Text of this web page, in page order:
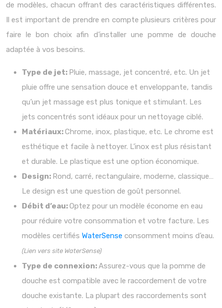
de modèles, chacun offrant des caractéristiques différentes.
Il est important de prendre en compte plusieurs critères pour
faire le bon choix afin d’installer une pomme de douche
adaptée à vos besoins.
Type de jet: Pluie, massage, jet concentré, etc. Un jet
pluie offre une sensation douce et enveloppante, tandis
qu’un jet massage est plus tonique et stimulant. Les
jets concentrés sont idéaux pour un nettoyage ciblé.
Matériaux:Chrome, inox, plastique, etc. Le chrome est
esthétique et facile à nettoyer. L’inox est plus résistant
et durable. Le plastique est une option économique.
Design: Rond, carré, rectangulaire, moderne, classique…
Le design est une question de goût personnel.
Débit d’eau:Optez pour un modèle économe en eau
pour réduire votre consommation et votre facture. Les
modèles certifiés WaterSense consomment moins d’eau.
(Lien vers site WaterSense)
Type de connexion:Assurez-vous que la pomme de
douche est compatible avec le raccordement de votre
douche existante. La plupart des raccordements sont